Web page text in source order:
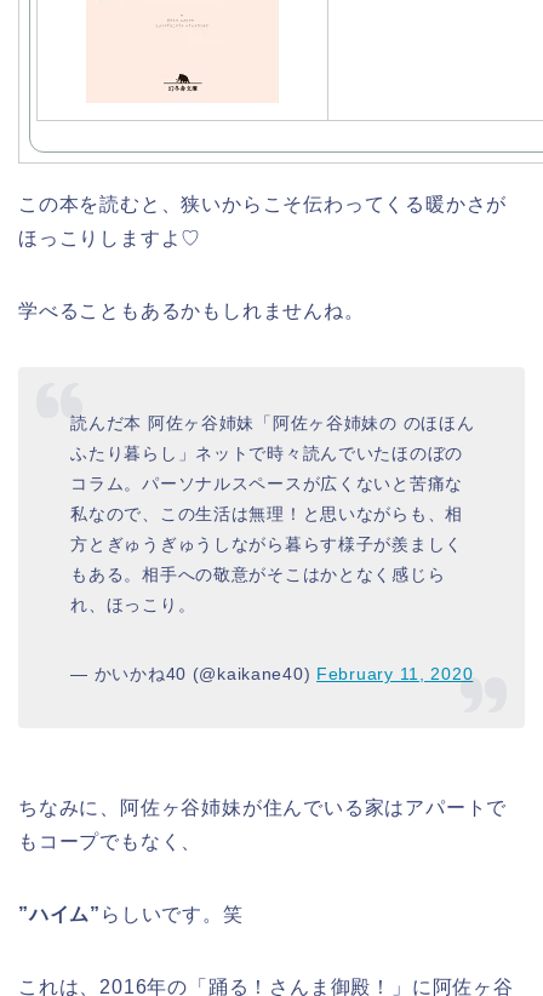
この本を読むと、狭いからこそ伝わってくる暖かさが
ほっこりしますよ♡
学べることもあるかもしれませんね。
読んだ本 阿佐ヶ谷姉妹「阿佐ヶ谷姉妹の のほほん
ふたり暮らし」ネットで時々読んでいたほのぼの
コラム。パーソナルスペースが広くないと苦痛な
私なので、この生活は無理！と思いながらも、相
方とぎゅうぎゅうしながら暮らす様子が羨ましく
もある。相手への敬意がそこはかとなく感じら
れ、ほっこり。
— かいかね40 (@kaikane40) February 11, 2020
ちなみに、阿佐ヶ谷姉妹が住んでいる家はアパートで
もコープでもなく、
”ハイム” らしいです。笑
これは、2016年の「踊る！さんま御殿！」に阿佐ヶ谷